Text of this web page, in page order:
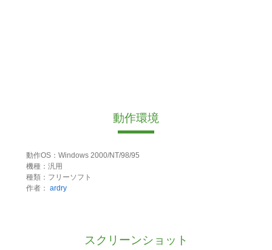
動作環境
動作OS：Windows 2000/NT/98/95
機種：汎用
種類：フリーソフト
作者： ardry
スクリーンショット